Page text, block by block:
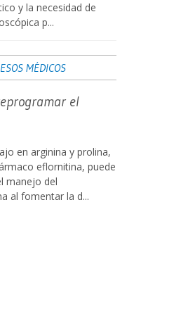
y la necesidad de
p...
MÉDICOS
el
en arginina y prolina,
eflornitina, puede
manejo del
al fomentar la d...